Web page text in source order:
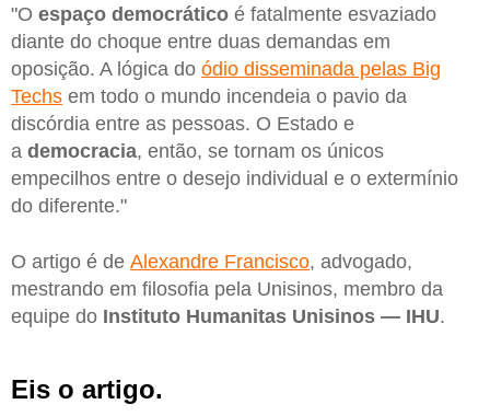
"O espaço democrático é fatalmente esvaziado
diante do choque entre duas demandas em
oposição. A lógica do ódio disseminada pelas Big
Techs em todo o mundo incendeia o pavio da
discórdia entre as pessoas. O Estado e
a democracia, então, se tornam os únicos
empecilhos entre o desejo individual e o extermínio
do diferente."
O artigo é de Alexandre Francisco, advogado,
mestrando em filosofia pela Unisinos, membro da
equipe do Instituto Humanitas Unisinos — IHU.
Eis o artigo.